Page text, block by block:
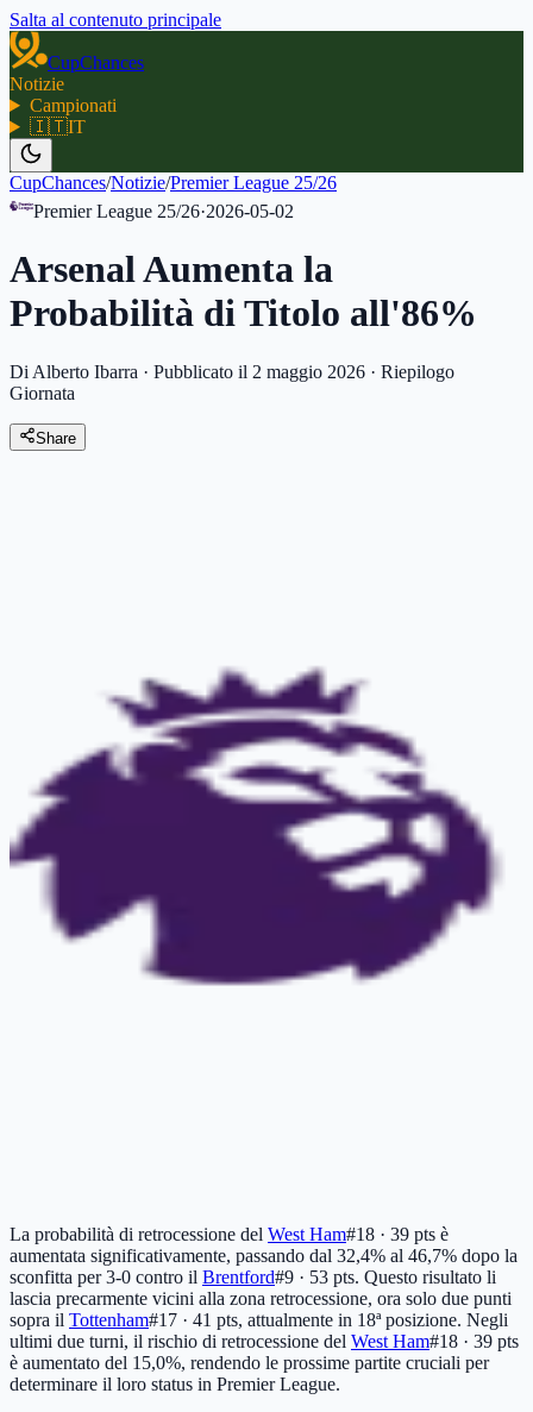
Salta al contenuto principale
CupChances
Notizie
Campionati
🇮🇹IT
CupChances/Notizie/Premier League 25/26
Premier League 25/26·2026-05-02
Arsenal Aumenta la
Probabilità di Titolo all'86%
Di Alberto Ibarra · Pubblicato il 2 maggio 2026 · Riepilogo
Giornata
Share
La probabilità di retrocessione del West Ham#18 · 39 pts è
aumentata significativamente, passando dal 32,4% al 46,7% dopo la
sconfitta per 3-0 contro il Brentford#9 · 53 pts. Questo risultato li
lascia precarmente vicini alla zona retrocessione, ora solo due punti
sopra il Tottenham#17 · 41 pts, attualmente in 18ª posizione. Negli
ultimi due turni, il rischio di retrocessione del West Ham#18 · 39 pts
è aumentato del 15,0%, rendendo le prossime partite cruciali per
determinare il loro status in Premier League.